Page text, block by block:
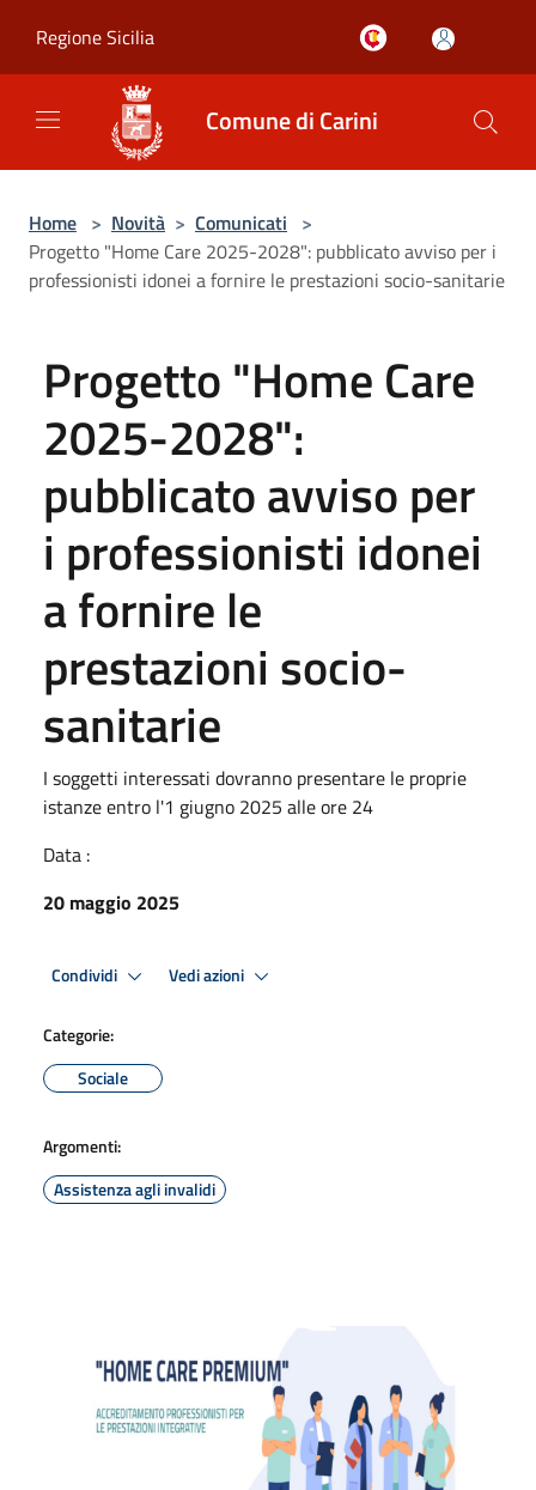
Regione Sicilia
Comune di Carini
Home > Novità > Comunicati >
Progetto "Home Care 2025-2028": pubblicato avviso per i
professionisti idonei a fornire le prestazioni socio-sanitarie
Progetto "Home Care
2025-2028":
pubblicato avviso per
i professionisti idonei
a fornire le
prestazioni socio-
sanitarie
I soggetti interessati dovranno presentare le proprie
istanze entro l'1 giugno 2025 alle ore 24
Data :
20 maggio 2025
Condividi Vedi azioni
Categorie:
Sociale
Argomenti:
Assistenza agli invalidi